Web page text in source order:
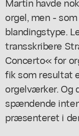
orgel, men -
blandingstype.
transskribere
Concerto« for
fik som resultat
orgelværker. Og
spændende
præsenteret i